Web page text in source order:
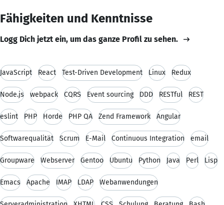
Fähigkeiten und Kenntnisse
Logg Dich jetzt ein, um das ganze Profil zu sehen.
JavaScript React Test-Driven Development Linux Redux
Node.js webpack CQRS Event sourcing DDD RESTful REST
eslint PHP Horde PHP QA Zend Framework Angular
Softwarequalität Scrum E-Mail Continuous Integration email
Groupware Webserver Gentoo Ubuntu Python Java Perl Lisp
Emacs Apache IMAP LDAP Webanwendungen